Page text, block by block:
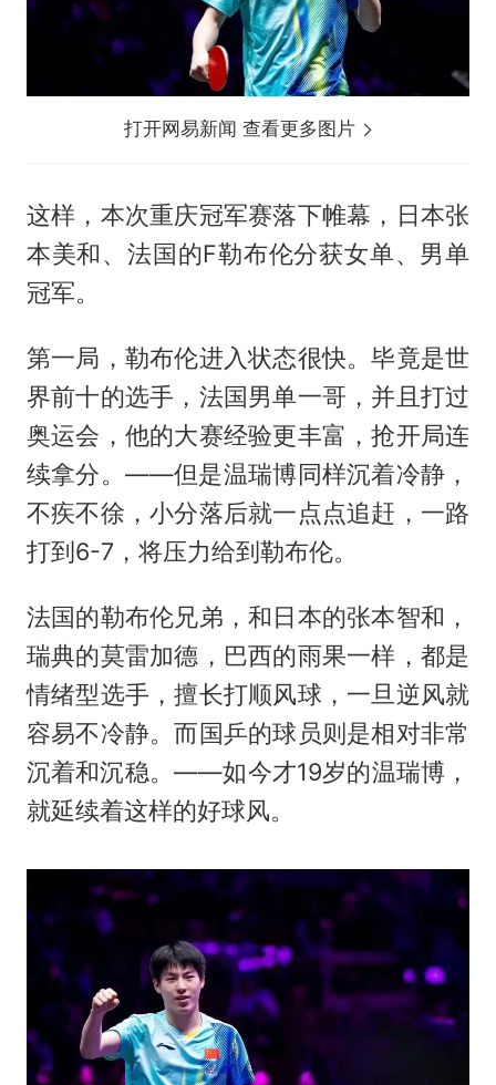
打开网易新闻 查看更多图片
这样，本次重庆冠军赛落下帷幕，日本张
本美和、法国的F勒布伦分获女单、男单
冠军。
第一局，勒布伦进入状态很快。毕竟是世
界前十的选手，法国男单一哥，并且打过
奥运会，他的大赛经验更丰富，抢开局连
续拿分。——但是温瑞博同样沉着冷静，
不疾不徐，小分落后就一点点追赶，一路
打到6-7，将压力给到勒布伦。
法国的勒布伦兄弟，和日本的张本智和，
瑞典的莫雷加德，巴西的雨果一样，都是
情绪型选手，擅长打顺风球，一旦逆风就
容易不冷静。而国乒的球员则是相对非常
沉着和沉稳。——如今才19岁的温瑞博，
就延续着这样的好球风。